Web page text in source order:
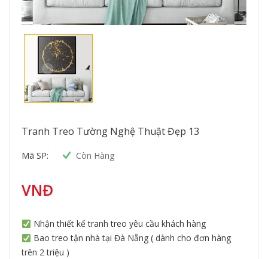
Tranh Treo Tường Nghệ Thuật Đẹp 13
Mã SP: Còn Hàng
VNĐ
Nhận thiết kế tranh treo yêu cầu khách hàng
Bao treo tận nhà tại Đà Nẵng ( dành cho đơn hàng
trên 2 triệu )